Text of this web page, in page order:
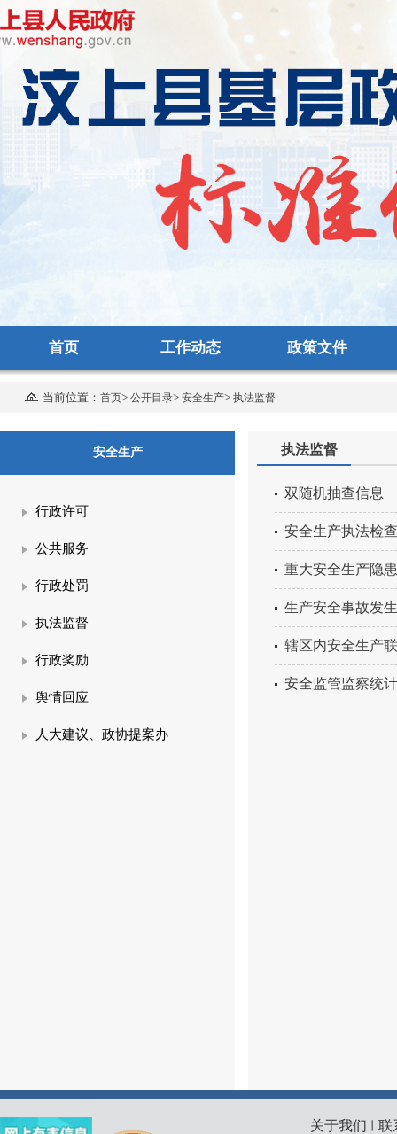
首页 工作动态 政策文件
当前位置： 首页> 公开目录> 安全生产> 执法监督
安全生产
行政许可
公共服务
行政处罚
执法监督
行政奖励
舆情回应
人大建议、政协提案办
执法监督
双随机抽查信息
安全生产执法检
重大安全生产隐
生产安全事故发
辖区内安全生产
安全监管监察统
关于我们 联